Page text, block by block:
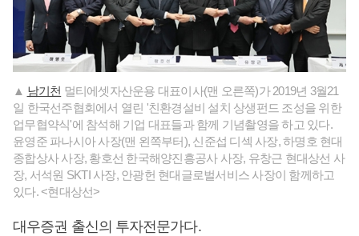
▲ 남기천 멀티에셋자산운용 대표이사(맨 오른쪽)가 2019년 3월21
일 한국선주협회에서 열린 '친환경설비 설치 상생펀드 조성을 위한
업무협약식'에 참석해 기업 대표들과 함께 기념촬영을 하고 있다.
윤영준 파나시아 사장(맨 왼쪽부터), 신준섭 디섹 사장, 하명호 현대
종합상사 사장, 황호선 한국해양진흥공사 사장, 유창근 현대상선 사
장, 서석원 SKTI 사장, 안광헌 현대글로벌서비스 사장이 함께하고
있다. <현대상선>
대우증권 출신의 투자전문가다.